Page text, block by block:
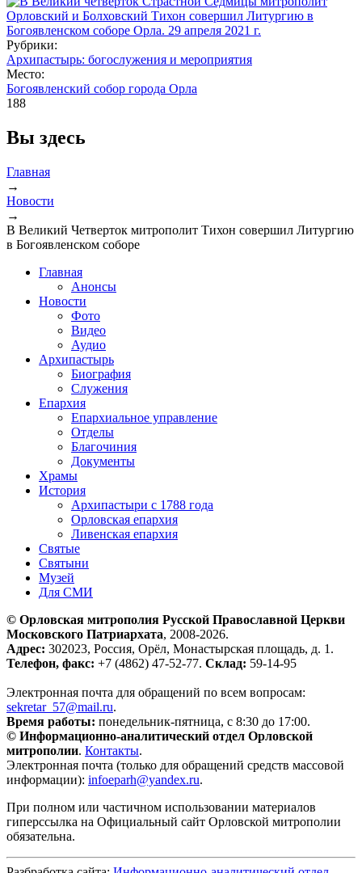
Рубрики:
Архипастырь: богослужения и мероприятия
Место:
Богоявленский собор города Орла
188
Вы здесь
Главная
→
Новости
→
В Великий Четверток митрополит Тихон совершил Литургию
в Богоявленском соборе
Главная
Анонсы
Новости
Фото
Видео
Аудио
Архипастырь
Биография
Служения
Епархия
Епархиальное управление
Отделы
Благочиния
Документы
Храмы
История
Архипастыри с 1788 года
Орловская епархия
Ливенская епархия
Святые
Святыни
Музей
Для СМИ
© Орловская митрополия Русской Православной Церкви
Московского Патриархата, 2008-2026.
Адрес: 302023, Россия, Орёл, Монастырская площадь, д. 1.
Телефон, факс: +7 (4862) 47-52-77. Склад: 59-14-95
Электронная почта для обращений по всем вопросам:
sekretar_57@mail.ru.
Время работы: понедельник-пятница, с 8:30 до 17:00.
© Информационно-аналитический отдел Орловской
митрополии. Контакты.
Электронная почта (только для обращений средств массовой
информации): infoeparh@yandex.ru.
При полном или частичном использовании материалов
гиперссылка на Официальный сайт Орловской митрополии
обязательна.